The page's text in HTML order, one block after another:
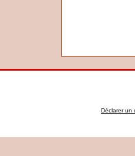
Déclarer un